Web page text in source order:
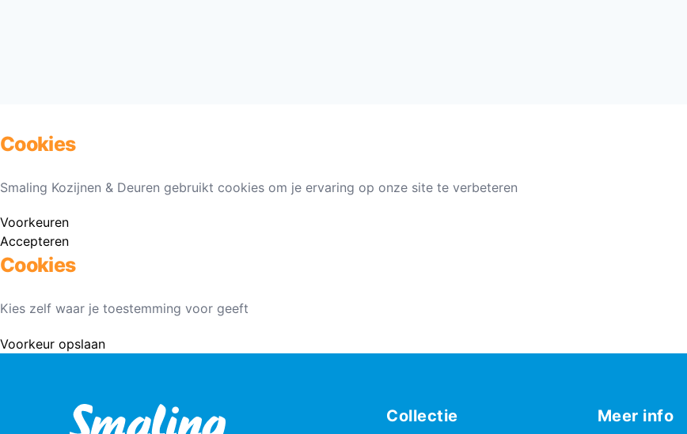
Cookies
Smaling Kozijnen & Deuren gebruikt cookies om je ervaring op onze site te verbeteren
Voorkeuren
Accepteren
Cookies
Kies zelf waar je toestemming voor geeft
Voorkeur opslaan
Collectie Meer info